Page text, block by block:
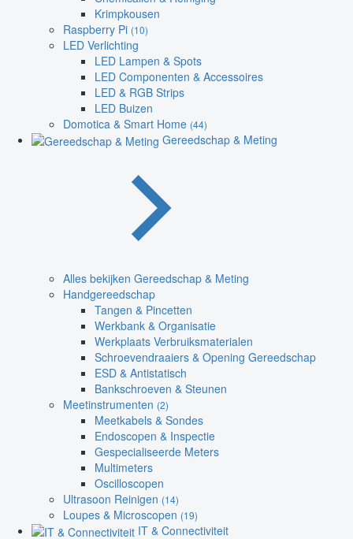
Krimpkousen
Raspberry Pi (10)
LED Verlichting
LED Lampen & Spots
LED Componenten & Accessoires
LED & RGB Strips
LED Buizen
Domotica & Smart Home (44)
Gereedschap & Meting
Alles bekijken Gereedschap & Meting
Handgereedschap
Tangen & Pincetten
Werkbank & Organisatie
Werkplaats Verbruiksmaterialen
Schroevendraaiers & Opening Gereedschap
ESD & Antistatisch
Bankschroeven & Steunen
Meetinstrumenten (2)
Meetkabels & Sondes
Endoscopen & Inspectie
Gespecialiseerde Meters
Multimeters
Oscilloscopen
Ultrasoon Reinigen (14)
Loupes & Microscopen (19)
IT & Connectiviteit